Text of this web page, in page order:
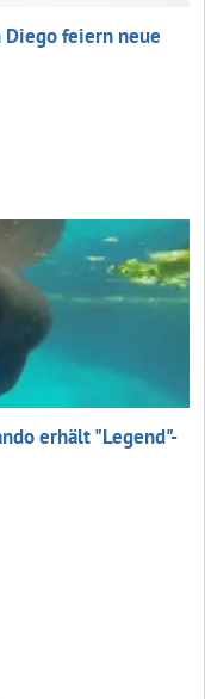
Diego feiern neue
erhält "Legend"-